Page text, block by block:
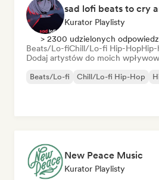
Kurator Playlisty
> 2300 udzielonych
Beats/Lo-fiChill/Lo-fi Hip-Hop
Dodaj artystów do moich
Beats/Lo-fi Chill/Lo-fi Hip-Hop
New Peace Music
Kurator Playlisty